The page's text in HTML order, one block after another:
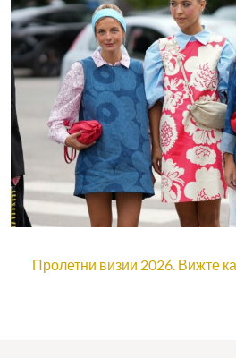
Пролетни визии 2026. Вижте